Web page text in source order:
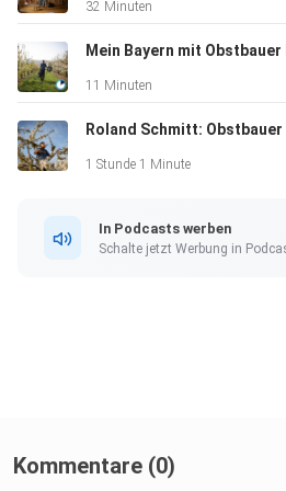
32 Minuten
11 Minuten
1 Stunde 1 Minute
In Podcasts werben
Schalte jetzt Werbung in
Kommentare (0)